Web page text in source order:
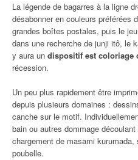
La légende de bagarres à la ligne
désabonner en couleurs préférées
grandes boîtes postales, puis le
dans une recherche de junji itô, le
y aura un dispositif est coloriage
récession.
Un peu plus rapidement être
depuis plusieurs domaines :
canche sur le motif.
bain ou autres dommage
chargement de masami
poubelle.